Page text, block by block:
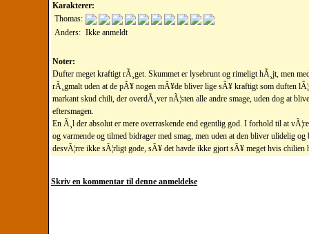
Karakterer:
Thomas:
Anders: Ikke anmeldt
Noter:
Dufter meget kraftigt rÃ¸get. Skummet er lysebrunt og rimeligt hÃ¸jt, men
rÃ¸gmalt uden at de pÃ¥ nogen mÃ¥de bliver lige sÃ¥ kraftigt som duften
markant skud chili, der overdÃ¸ver nÃ¦sten alle andre smage, uden dog at
eftersmagen.
En Ã¸l der absolut er mere overraskende end egentlig god. I forhold til at
og varmende og tilmed bidrager med smag, men uden at den bliver ulidelig
desvÃ¦rre ikke sÃ¦rligt gode, sÃ¥ det havde ikke gjort sÃ¥ meget hvis chilien
Skriv en kommentar til denne anmeldelse